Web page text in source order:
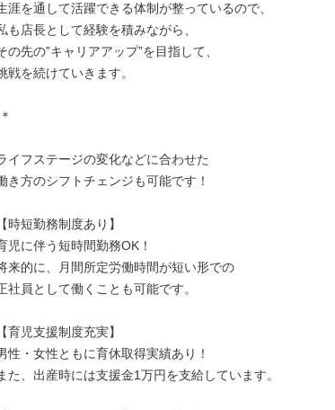
涯を通して活躍できる体制が整っているので、
も店長として経験を積みながら、
の先の”キャリアアップ”を目指して、
戦を続けていきます。
イフステージの変化などに合わせた
き方のシフトチェンジも可能です！
【時短勤務制度あり】
児に伴う短時間勤務OK！
来的に、月間所定労働時間が短い形での
社員として働くことも可能です。
【育児支援制度充実】
性・女性ともに育休取得実績あり！
た、出産時には支援金1万円を支給しています。